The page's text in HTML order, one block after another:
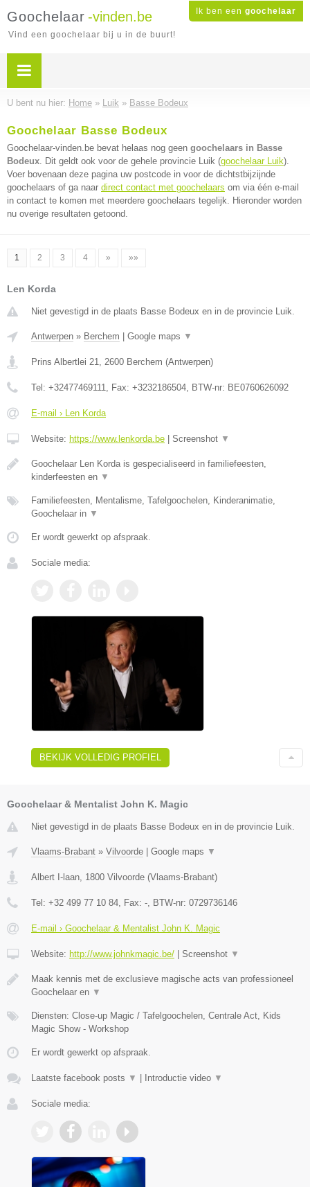
Ik ben een goochelaar
Goochelaar -vinden.be
Vind een goochelaar bij u in de buurt!
U bent nu hier: Home » Luik » Basse Bodeux
Goochelaar Basse Bodeux
Goochelaar-vinden.be bevat helaas nog geen goochelaars in Basse
Bodeux. Dit geldt ook voor de gehele provincie Luik (goochelaar Luik).
Voer bovenaan deze pagina uw postcode in voor de dichtstbijzijnde
goochelaars of ga naar direct contact met goochelaars om via één e-mail
in contact te komen met meerdere goochelaars tegelijk. Hieronder worden
nu overige resultaten getoond.
1 2 3 4 » »»
Len Korda
Niet gevestigd in de plaats Basse Bodeux en in de provincie Luik.
Antwerpen » Berchem Google maps ▼
Prins Albertlei 21, 2600 Berchem (Antwerpen)
Tel: +32477469111, Fax: +3232186504, BTW-nr: BE0760626092
E-mail › Len Korda
Website: https://www.lenkorda.be Screenshot ▼
Goochelaar Len Korda is gespecialiseerd in familiefeesten,
kinderfeesten en ▼
Familiefeesten, Mentalisme, Tafelgoochelen, Kinderanimatie,
Goochelaar in ▼
Er wordt gewerkt op afspraak.
Sociale media:
BEKIJK VOLLEDIG PROFIEL
Goochelaar & Mentalist John K. Magic
Niet gevestigd in de plaats Basse Bodeux en in de provincie Luik.
Vlaams-Brabant » Vilvoorde | Google maps ▼
Albert I-laan 1800 Vilvoorde (Vlaams-Brabant)
Tel: +32 499 77 10 84 , Fax: - , BTW-nr: 0729736146
E-mail › Goochelaar & Mentalist John K. Magic
Website: http://www.johnkmagic.be/ | Screenshot ▼
Maak kennis met de exclusieve magische acts van professioneel
Goochelaar en ▼
Diensten: Close-up Magic / Tafelgoochelen, Centrale Act, Kids
Magic Show - Workshop
Er wordt gewerkt op afspraak.
Laatste facebook posts ▼ | Introductie video ▼
Sociale media: